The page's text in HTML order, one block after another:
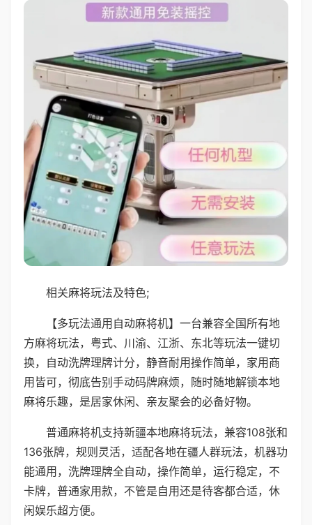
相关麻将玩法及特色;
【多玩法通用自动麻将机】一台兼容全国所有地
方麻将玩法，粤式、川渝、江浙、东北等玩法一键切
换，自动洗牌理牌计分，静音耐用操作简单，家用商
用皆可，彻底告别手动码牌麻烦，随时随地解锁本地
麻将乐趣，是居家休闲、亲友聚会的必备好物。
普通麻将机支持新疆本地麻将玩法，兼容108张和
136张牌，规则灵活，适配各地在疆人群玩法，机器功
能通用，洗牌理牌全自动，操作简单，运行稳定，不
卡牌，普通家用款，不管是自用还是待客都合适，休
闲娱乐超方便。